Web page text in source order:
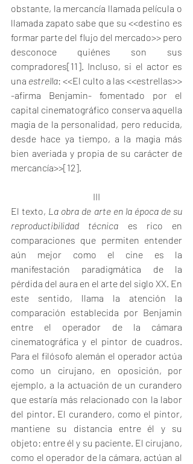
obstante, la mercancía llamada película o
llamada zapato sabe que su <<destino es
formar parte del flujo del mercado>> pero
desconoce quiénes son sus
compradores[11] . Incluso, si el actor es
una estrella: <<El culto a las <<estrellas>>
-afirma Benjamin- fomentado por el
capital cinematográfico conserva aquella
magia de la personalidad, pero reducida,
desde hace ya tiempo, a la magia más
bien averiada y propia de su carácter de
mercancía>>[12]
III
El texto, La obra de arte en la época de su
reproductibilidad técnica es rico en
comparaciones que permiten entender
aún mejor como el cine es la
manifestación paradigmática de la
pérdida del aura en el arte del siglo XX. En
este sentido, llama la atención la
comparación establecida por Benjamin
entre el operador de la cámara
cinematográfica y el pintor de cuadros.
Para el filósofo alemán el operador actúa
como un cirujano, en oposición, por
ejemplo, a la actuación de un curandero
que estaría más relacionado con la labor
del pintor. El curandero, como el pintor,
mantiene su distancia entre él y su
objeto: entre él y su paciente. El cirujano,
como el operador de la cámara, actúan al